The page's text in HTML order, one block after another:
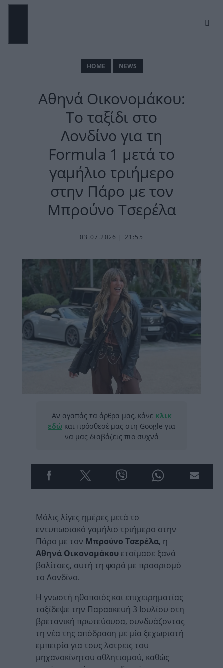
Μετάβαση
ΗΟΜΕ NEWS
Αθηνά Οικονομάκου:
Το ταξίδι στο
Λονδίνο για τη
Formula 1 μετά το
γαμήλιο τριήμερο
στην Πάρο με τον
Μπρούνο Τσερέλα
03.07.2026 | 21:55
Αν αγαπάς τα άρθρα μας, κάνε κλικ
εδώ και πρόσθεσέ μας στη Google για
να μας διαβάζεις πιο συχνά
Μόλις λίγες ημέρες μετά το
εντυπωσιακό γαμήλιο τριήμερο στην
Πάρο με τον Μπρούνο Τσερέλα, η
Αθηνά Οικονομάκου ετοίμασε ξανά
βαλίτσες, αυτή τη φορά με προορισμό
το Λονδίνο.
Η γνωστή ηθοποιός και επιχειρηματίας
ταξίδεψε την Παρασκευή 3 Ιουλίου στη
βρετανική πρωτεύουσα, συνδυάζοντας
τη νέα της απόδραση με μία ξεχωριστή
εμπειρία για τους λάτρεις του
μηχανοκίνητου αθλητισμού, καθώς